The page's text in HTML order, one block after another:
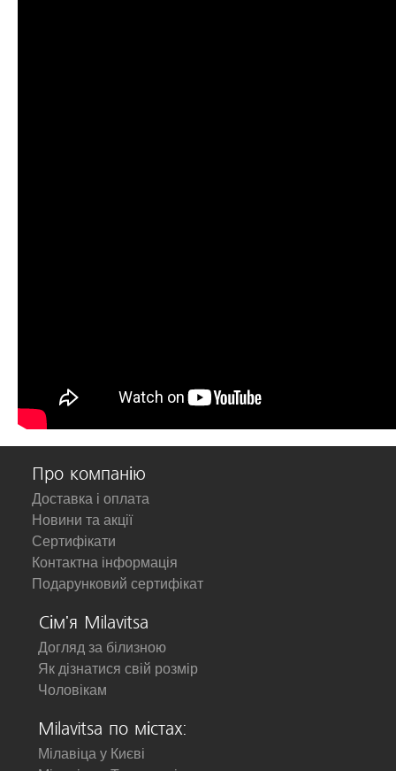
Про компанію
Доставка і оплата
Новини та акції
Сертифікати
Контактна інформація
Подарунковий сертифікат
Сім'я Milavitsa
Догляд за білизною
Як дізнатися свій розмір
Чоловікам
Milavitsa по містах:
Мілавіца у Києві